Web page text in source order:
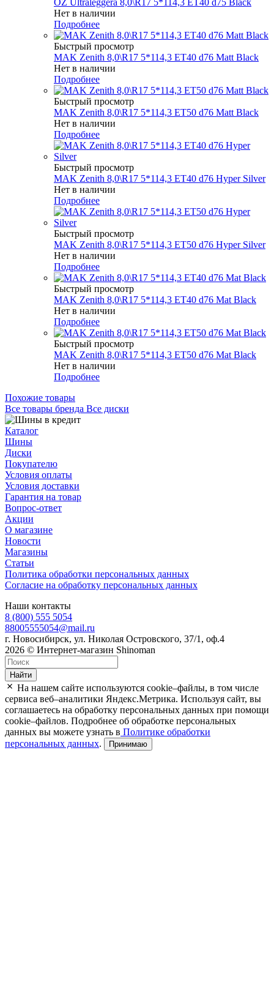
Нет в наличии
Подробнее
Быстрый просмотр
MAK Zenith 8,0\R17 5*114,3 ET40 d76 Matt Black
Нет в наличии
Подробнее
Быстрый просмотр
MAK Zenith 8,0\R17 5*114,3 ET50 d76 Matt Black
Нет в наличии
Подробнее
Быстрый просмотр
MAK Zenith 8,0\R17 5*114,3 ET40 d76 Hyper Silver
Нет в наличии
Подробнее
Быстрый просмотр
MAK Zenith 8,0\R17 5*114,3 ET50 d76 Hyper Silver
Нет в наличии
Подробнее
Быстрый просмотр
MAK Zenith 8,0\R17 5*114,3 ET40 d76 Mat Black
Нет в наличии
Подробнее
Быстрый просмотр
MAK Zenith 8,0\R17 5*114,3 ET50 d76 Mat Black
Нет в наличии
Подробнее
Похожие товары
Все товары бренда Все диски
Каталог
Шины
Диски
Покупателю
Условия оплаты
Условия доставки
Гарантия на товар
Вопрос-ответ
Акции
О магазине
Новости
Магазины
Статьи
Политика обработки персональных данных
Согласие на обработку персональных данных
Наши контакты
8 (800) 555 5054
88005555054@mail.ru
г. Новосибирск, ул. Николая Островского, 37/1, оф.4
2026 © Интернет-магазин Shinoman
Найти
На нашем сайте используются cookie–файлы, в том числе
сервиса веб–аналитики Яндекс.Метрика. Используя сайт, вы
соглашаетесь на обработку персональных данных при помощи
cookie–файлов. Подробнее об обработке персональных
данных вы можете узнать в Политике обработки
персональных данных. Принимаю